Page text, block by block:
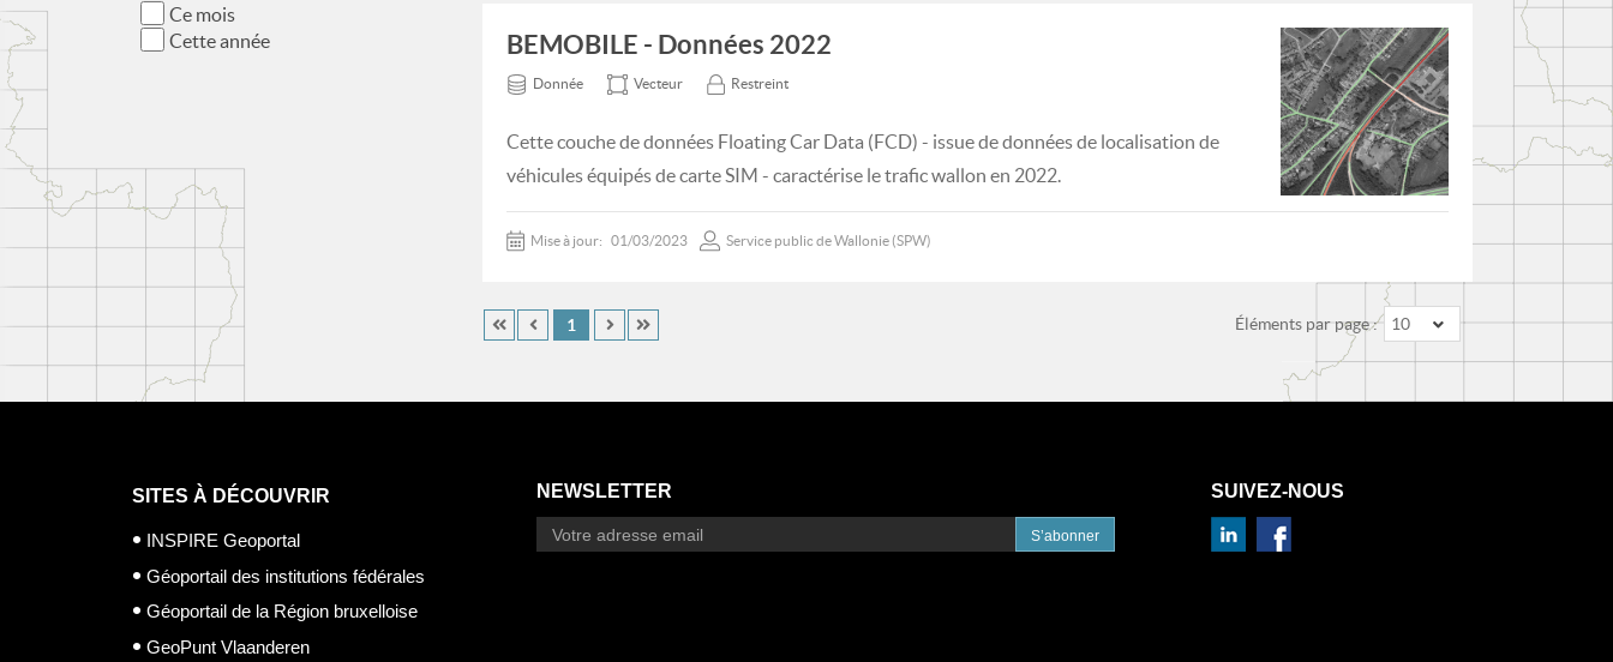
Ce mois
Cette année
BEMOBILE - Données 2022
Donnée Vecteur Restreint
Cette couche de données Floating Car Data (FCD) - issue de données de localisation de
véhicules équipés de carte SIM - caractérise le trafic wallon en 2022.
Mise à jour: 01/03/2023 Service public de Wallonie (SPW)
Éléments par page : 10
1
SITES À DÉCOUVRIR
INSPIRE Geoportal
Géoportail des institutions fédérales
Géoportail de la Région bruxelloise
GeoPunt Vlaanderen
NEWSLETTER
S’abonner
SUIVEZ-NOUS